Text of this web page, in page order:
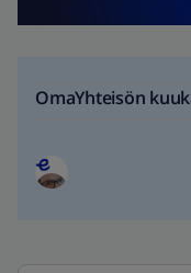
OmaYhteisön